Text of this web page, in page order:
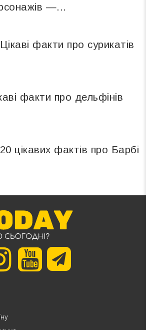
—...
Цікаві факти про сурикатів
факти про дельфінів
20 цікавих фактів про Барбі